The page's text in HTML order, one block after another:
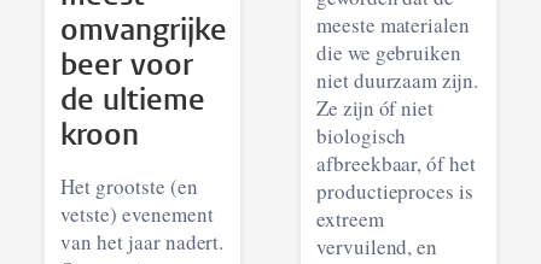
omvangrijke
beer voor
de ultieme
kroon
Het grootste (en
vetste) evenement
van het jaar nadert.
meeste materialen
die we gebruiken
niet duurzaam zijn.
Ze zijn óf niet
biologisch
afbreekbaar, óf het
productieproces is
extreem
vervuilend, en